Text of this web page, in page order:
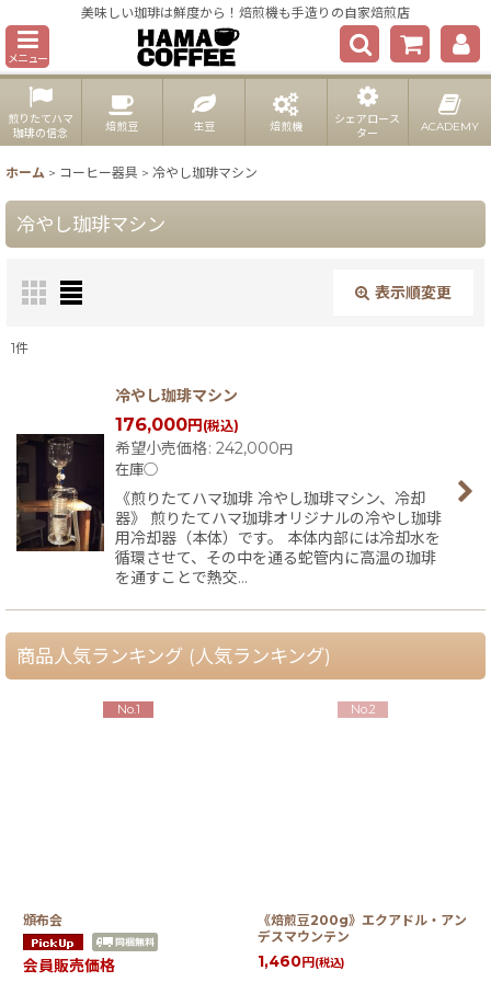
美味しい珈琲は鮮度から！焙煎機も手造りの自家焙煎店
メニュー
煎りたてハマ
珈琲の信念
焙煎豆 生豆 焙煎機
シェアロース
ター
ACADEMY
ホーム > コーヒー器具 > 冷やし珈琲マシン
冷やし珈琲マシン
表示順変更
並び順
絞り込む
1件
冷やし珈琲マシン
176,000円 (税込)
希望小売価格: 242,000円
在庫◯
《煎りたてハマ珈琲 冷やし珈琲マシン、冷却
器》 煎りたてハマ珈琲オリジナルの冷やし珈琲
用冷却器（本体）です。 本体内部には冷却水を
循環させて、その中を通る蛇管内に高温の珈琲
を通すことで熱交…
商品人気ランキング (人気ランキング)
No.1
頒布会
会員販売価格
No.2
《焙煎豆200g》エクアドル・アン
デスマウンテン
1,460円 (税込)